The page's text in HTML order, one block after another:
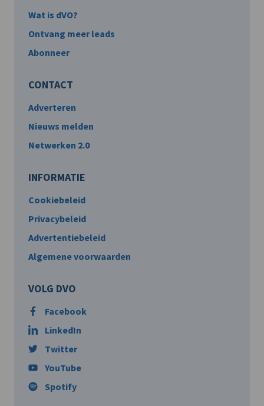
Wat is dVO?
Ontvang meer leads
Abonneer
CONTACT
Adverteren
Nieuws melden
Netwerken 2.0
INFORMATIE
Cookiebeleid
Privacybeleid
Advertentiebeleid
Algemene voorwaarden
VOLG DVO
Facebook
LinkedIn
Twitter
YouTube
Spotify